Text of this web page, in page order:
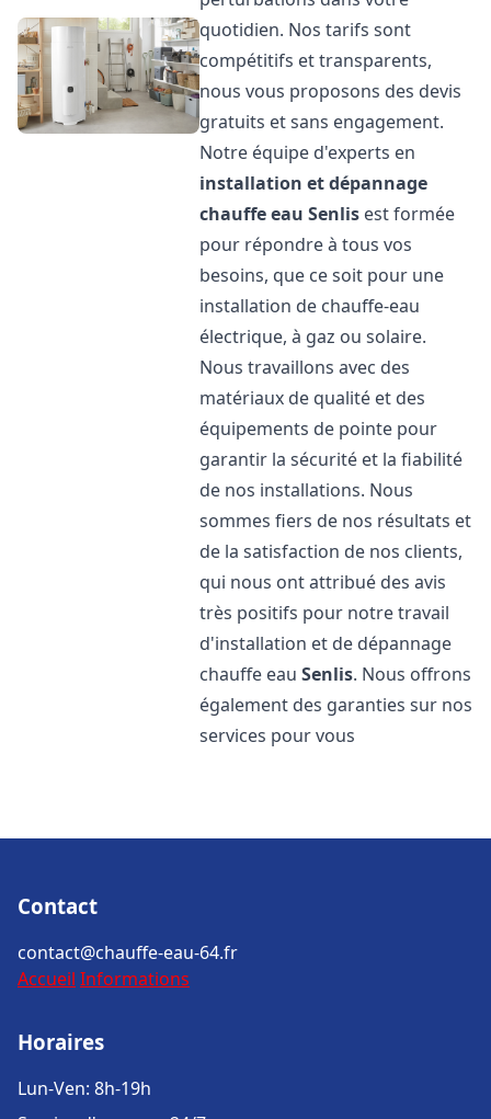
quotidien. Nos tarifs sont
compétitifs et transparents,
nous vous proposons des devis
gratuits et sans engagement.
Notre équipe d'experts en
installation et dépannage
chauffe eau Senlis est formée
pour répondre à tous vos
besoins, que ce soit pour une
installation de chauffe-eau
électrique, à gaz ou solaire.
Nous travaillons avec des
matériaux de qualité et des
équipements de pointe pour
garantir la sécurité et la fiabilité
de nos installations. Nous
sommes fiers de nos résultats et
de la satisfaction de nos clients,
qui nous ont attribué des avis
très positifs pour notre travail
d'installation et de dépannage
chauffe eauSenlis. Nous offrons
également des garanties sur nos
services pour vous
Contact
contact@chauffe-eau-64.fr
Accueil Informations
Horaires
Lun-Ven: 8h-19h